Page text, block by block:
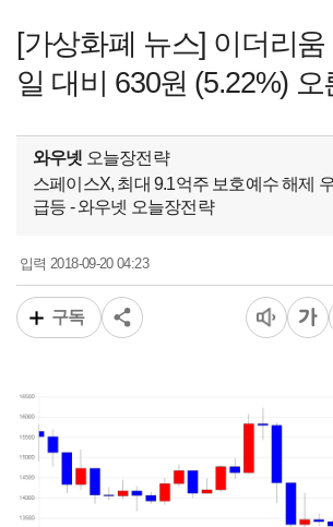
[가상화폐 뉴스] 이더리
일 대비 630원 (5.22%) 오
와우넷 오늘장전략
스페이스X, 최대 9.1억주 보호예수 해제
급등 - 와우넷 오늘장전략
입력2018-09-20 04:23
구독